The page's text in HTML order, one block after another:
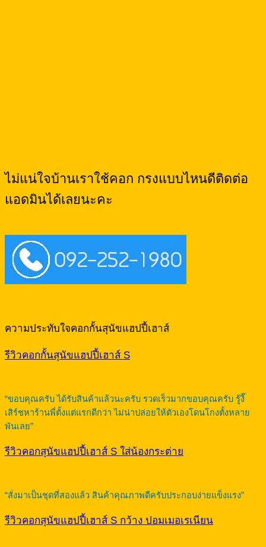
ไม่แน่ใจบ้านเราใช้คอก กรงแบบไหนดีติดต่อ
แอดมินได้เลยนะคะ
ความประทับใจคอกกั้นสุนัขแฮปปี้เฮาส์
รีวิวคอกกั้นสุนัขแฮปปี้เฮาส์ S
“ขอบคุณครับ ได้รับสินค้าแล้วนะครับ รวดเร็วมากขอบคุณครับ รู้งี๊
เสิร์ชหาร้านพี่ตั้งแต่แรกดีกว่า ไม่น่าปล่อยให้ตัวเองโดนโกงตั้งหลาย
พันเลย”
รีวิวคอกสุนัขแฮปปี้เฮาส์ S ใส่น้องกระต่าย
“สั่งมาเป็นชุดที่สองแล้ว สินค้าคุณภาพดีครับประกอบง่ายแข็งแรง”
รีวิวคอกสุนัขแฮปปี้เฮาส์ S กว้าง ปอมเมอเรเนียน